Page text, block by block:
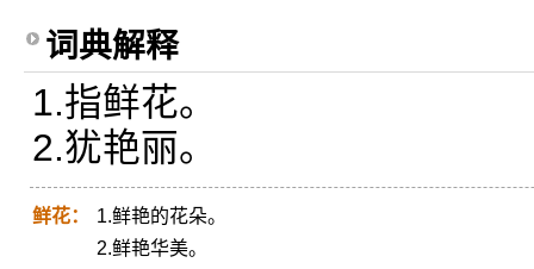
词典解释
1.指鲜花。
2.犹艳丽。
鲜花：
1.鲜艳的花朵。
2.鲜艳华美。